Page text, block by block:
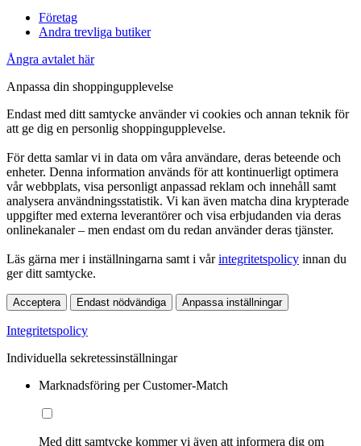
Företag
Andra trevliga butiker
Ångra avtalet här
Anpassa din shoppingupplevelse
Endast med ditt samtycke använder vi cookies och annan teknik för
att ge dig en personlig shoppingupplevelse.
För detta samlar vi in data om våra användare, deras beteende och
enheter. Denna information används för att kontinuerligt optimera
vår webbplats, visa personligt anpassad reklam och innehåll samt
analysera användningsstatistik. Vi kan även matcha dina krypterade
uppgifter med externa leverantörer och visa erbjudanden via deras
onlinekanaler – men endast om du redan använder deras tjänster.
Läs gärna mer i inställningarna samt i vårintegritetspolicy innan du
ger ditt samtycke.
Acceptera Endast nödvändiga Anpassa inställningar
Integritetspolicy
Individuella sekretessinställningar
Marknadsföring per Customer-Match
Med ditt samtycke kommer vi även att informera dig om